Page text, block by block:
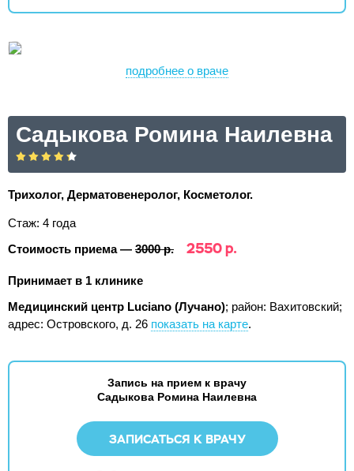
подробнее о враче
Садыкова Ромина Наилевна
Трихолог, Дерматовенеролог, Косметолог.
Стаж: 4 года
Стоимость приема — 3000 р. 2550 р.
Принимает в 1 клинике
Медицинский центр Luciano (Лучано); район: Вахитовский;
адрес: Островского, д. 26 показать на карте.
Запись на прием к врачу
Садыкова Ромина Наилевна
ЗАПИСАТЬСЯ К ВРАЧУ